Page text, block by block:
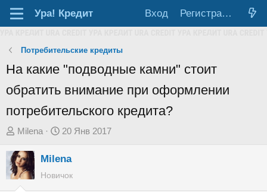
Ура! Кредит Вход Регистрация
Потребительские кредиты
На какие "подводные камни" стоит
обратить внимание при оформлении
потребительского кредита?
А
т
о
р
Milena
Д
т
а
20 Янв 2017
Milena
Новичок